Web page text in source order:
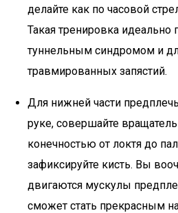
делайте как по часовой
Такая тренировка идеально
туннельным синдромом и
травмированных запястий.
Для нижней части
руке, совершайте
конечностью от локтя до
зафиксируйте кисть. Вы
двигаются мускулы
сможет стать прекрасным